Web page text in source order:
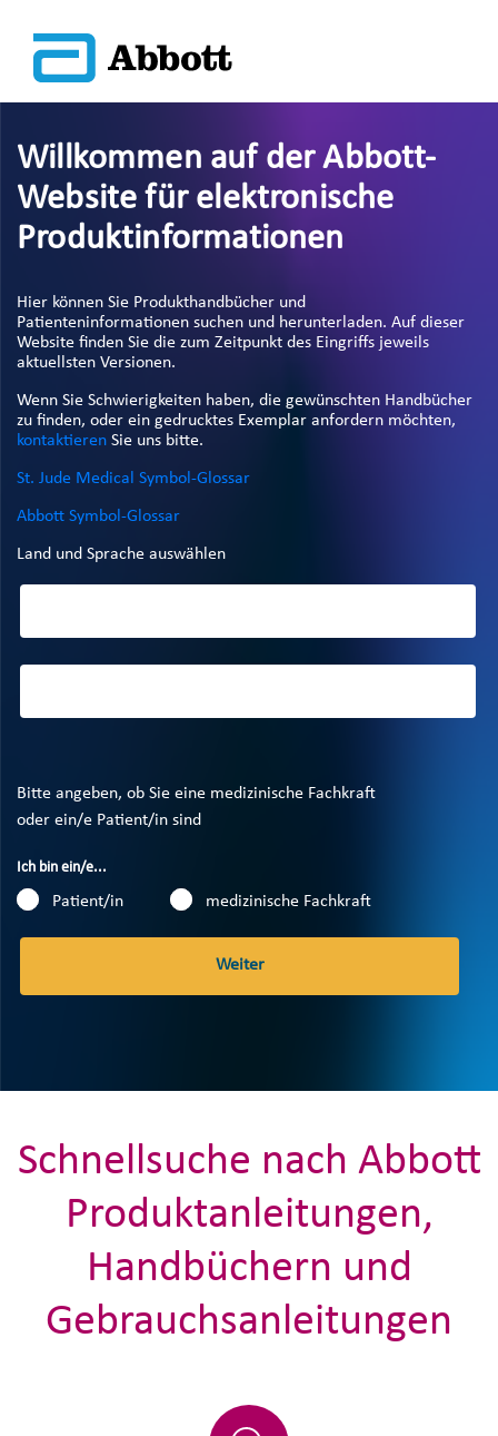
Willkommen auf der Abbott-
Website für elektronische
Produktinformationen
Hier können Sie Produkthandbücher und
Patienteninformationen suchen und herunterladen. Auf dieser
Website finden Sie die zum Zeitpunkt des Eingriffs jeweils
aktuellsten Versionen.
Wenn Sie Schwierigkeiten haben, die gewünschten Handbücher
zu finden, oder ein gedrucktes Exemplar anfordern möchten,
kontaktieren Sie uns bitte.
St. Jude Medical Symbol-Glossar
Abbott Symbol-Glossar
Land und Sprache auswählen
Bitte angeben, ob Sie eine medizinische Fachkraft
oder ein/e Patient/in sind
Ich bin ein/e...
Patient/in medizinische Fachkraft
Weiter
Schnellsuche nach Abbott
Produktanleitungen,
Handbüchern und
Gebrauchsanleitungen